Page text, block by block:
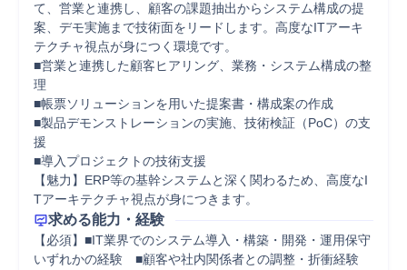
て、営業と連携し、顧客の課題抽出からシステム構成の提
案、デモ実施まで技術面をリードします。高度なITアーキ
テクチャ視点が身につく環境です。
■営業と連携した顧客ヒアリング、業務・システム構成の整
理
■帳票ソリューションを用いた提案書・構成案の作成
■製品デモンストレーションの実施、技術検証（PoC）の支
援
■導入プロジェクトの技術支援
【魅力】ERP等の基幹システムと深く関わるため、高度なI
Tアーキテクチャ視点が身につきます。
求める能力・経験
【必須】■IT業界でのシステム導入・構築・開発・運用保守
いずれかの経験　■顧客や社内関係者との調整・折衝経験